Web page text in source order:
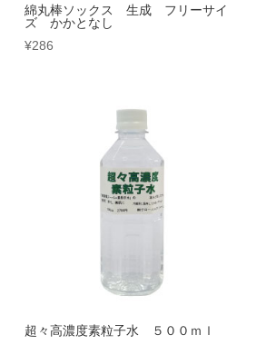
綿丸棒ソックス 生成 フリーサイ
ズ かかとなし
¥286
超々高濃度素粒子水 ５００ｍｌ